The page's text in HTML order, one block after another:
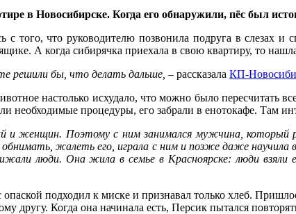
в Новосибирске. Когда его обнаружили, пёс был
с того, что руководителю позвонила подруга в слезах и
А когда сибирячка приехала в свою квартиру, то
решили бы, что делать дальше, – рассказала КП-
настолько исхудало, что можно было
необходимые процедуры, его забрали в енотокафе. Там
и женщин. Поэтому с ним занимался мужчина, который
жалеть его, играла с ним и позже даже научила
люди. Она жила в семье в Красноярске: люди
подходил к миске и признавал только хлеб.
другу. Когда она начинала есть, Персик пытался